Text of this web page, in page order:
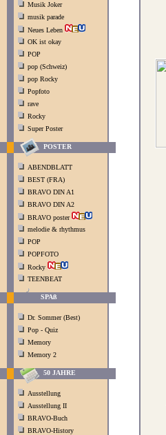
Musik Joker
musik parade
Neues Leben
OK ist okay
POP
pop (Schweiz)
pop Rocky
Popfoto
rave
Rocky
Super Poster
POSTER
ABENDBLATT
BEST (FRA)
BRAVO DIN A1
BRAVO DIN A2
BRAVO poster
melodie & rhythmus
POP
POPFOTO
Rocky
TEENBEAT
SPAß
Dr. Sommer (Best)
Pop - Quiz
Memory
Memory 2
50 JAHRE
Ausstellung
Ausstellung II
BRAVO-Buch
BRAVO-History